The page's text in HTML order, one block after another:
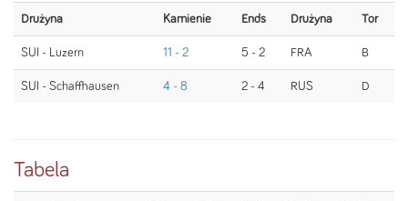
Drużyna Kamienie Ends Drużyna Tor
SUI - Luzern 11 - 2 5 - 2 FRA B
SUI - Schaffhausen 4 - 8 2 - 4 RUS D
Tabela